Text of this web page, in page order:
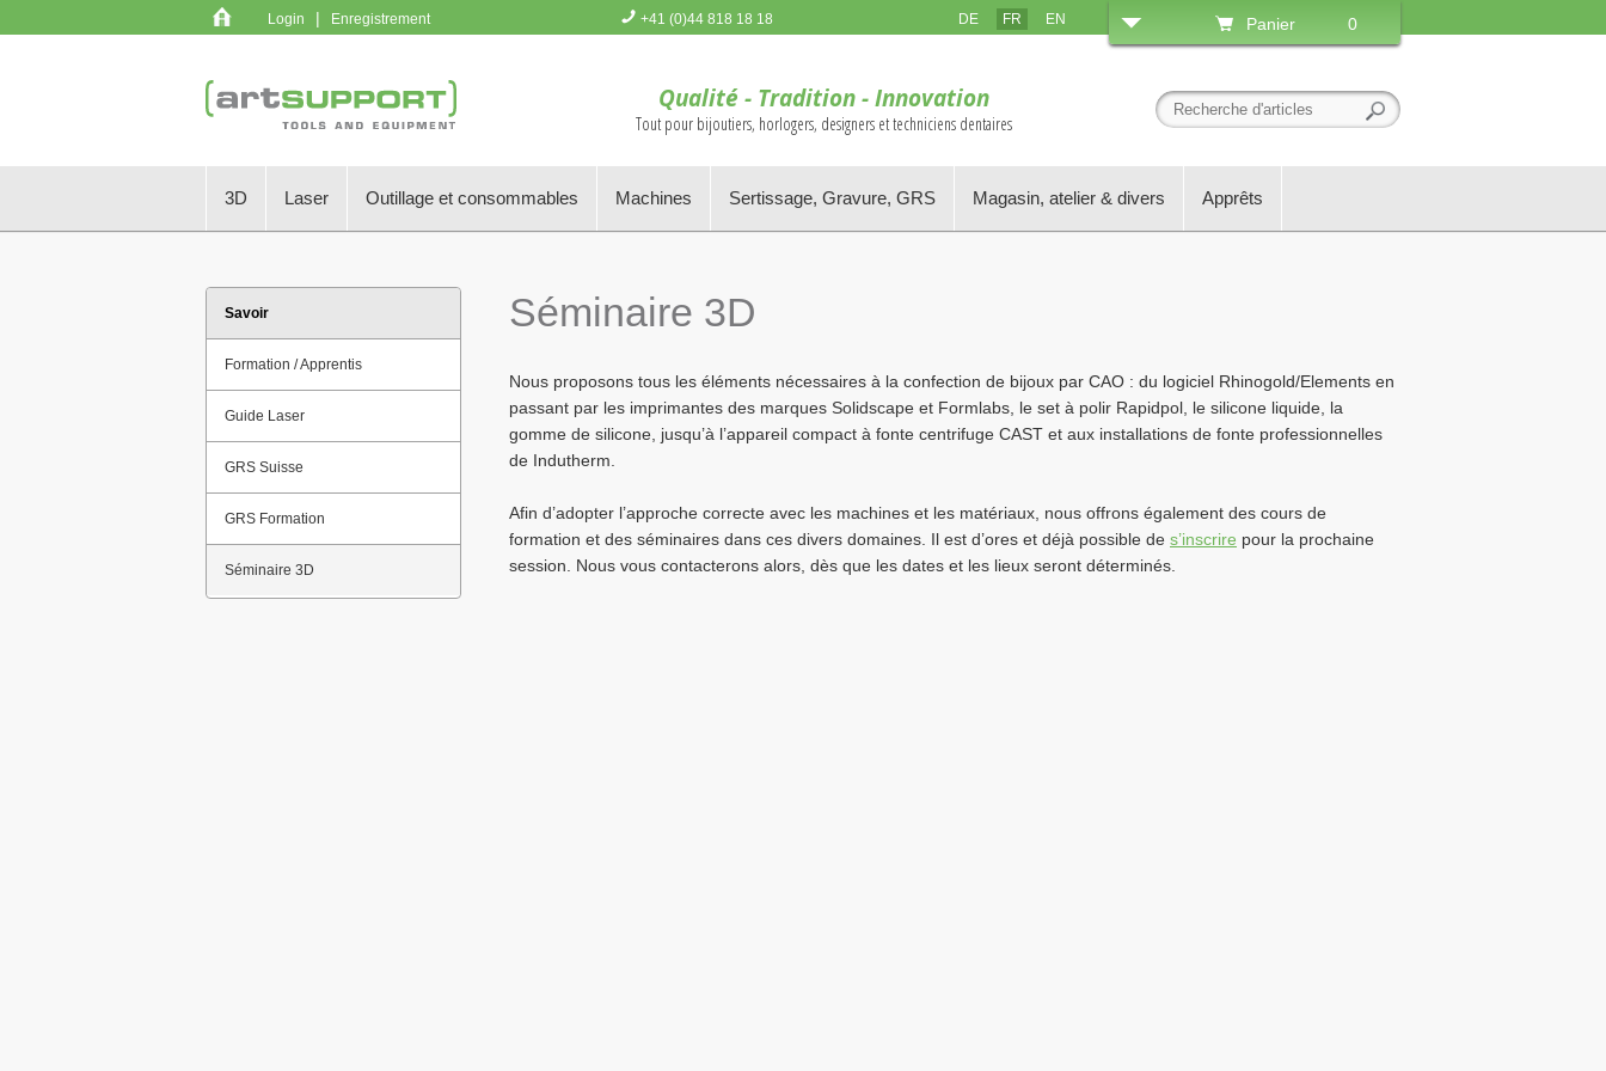
Panier 0
Login | Enregistrement DE FR EN
+41 (0)44 818 18 18
Qualité - Tradition - Innovation
Tout pour bijoutiers, horlogers, designers et techniciens dentaires
3D Laser Outillage et consommables Machines Sertissage, Gravure, GRS Magasin, atelier & divers Apprêts
Savoir
Formation / Apprentis
Guide Laser
GRS Suisse
GRS Formation
Séminaire 3D
Séminaire 3D
Nous proposons tous les éléments nécessaires à la confection de bijoux par CAO : du logiciel Rhinogold/Elements en
passant par les imprimantes des marques Solidscape et Formlabs, le set à polir Rapidpol, le silicone liquide, la
gomme de silicone, jusqu’à l’appareil compact à fonte centrifuge CAST et aux installations de fonte professionnelles
de Indutherm.
Afin d’adopter l’approche correcte avec les machines et les matériaux, nous offrons également des cours de
formation et des séminaires dans ces divers domaines. Il est d’ores et déjà possible de s’inscrire pour la prochaine
session. Nous vous contacterons alors, dès que les dates et les lieux seront déterminés.